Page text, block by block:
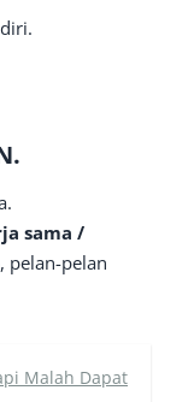
sama /
, pelan-pelan
Malah Dapat